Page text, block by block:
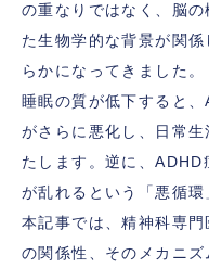
の重なりではなく、脳
た生物学的な背景が関
らかになってきました。
睡眠の質が低下すると
がさらに悪化し、日常
たします。逆に、ADHD
が乱れるという「悪循環
本記事では、精神科専
の関係性、そのメカニ